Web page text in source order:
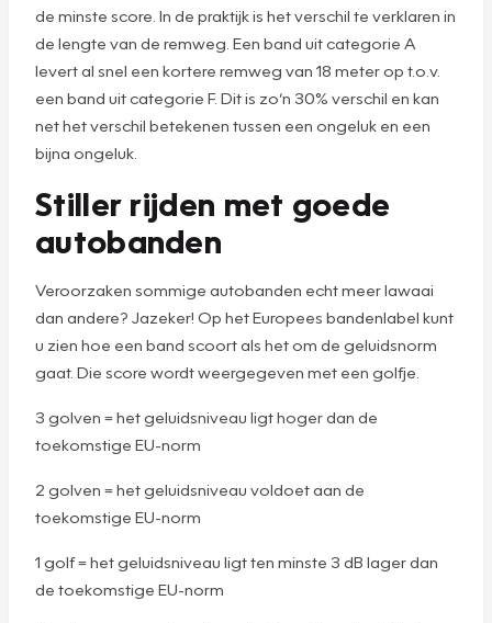
de minste score. In de praktijk is het verschil te verklaren in
de lengte van de remweg. Een band uit categorie A
levert al snel een kortere remweg van 18 meter op t.o.v.
een band uit categorie F. Dit is zo’n 30% verschil en kan
net het verschil betekenen tussen een ongeluk en een
bijna ongeluk.
Stiller rijden met goede
autobanden
Veroorzaken sommige autobanden echt meer lawaai
dan andere? Jazeker! Op het Europees bandenlabel kunt
u zien hoe een band scoort als het om de geluidsnorm
gaat. Die score wordt weergegeven met een golfje.
3 golven = het geluidsniveau ligt hoger dan de
toekomstige EU-norm
2 golven = het geluidsniveau voldoet aan de
toekomstige EU-norm
1 golf = het geluidsniveau ligt ten minste 3 dB lager dan
de toekomstige EU-norm